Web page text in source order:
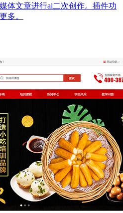
体文章进行ai二次创作。插件功
多。